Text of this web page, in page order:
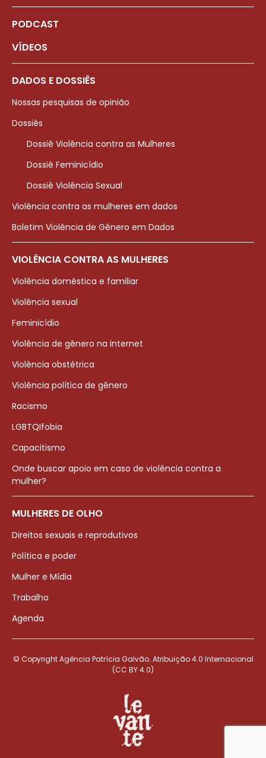
PODCAST
VÍDEOS
DADOS E DOSSIÊS
Nossas pesquisas de opinião
Dossiês
Dossiê Violência contra as Mulheres
Dossiê Feminicídio
Dossiê Violência Sexual
Violência contra as mulheres em dados
Boletim Violência de Gênero em Dados
VIOLÊNCIA CONTRA AS MULHERES
Violência doméstica e familiar
Violência sexual
Feminicídio
Violência de gênero na internet
Violência obstétrica
Violência política de gênero
Racismo
LGBTQIfobia
Capacitismo
Onde buscar apoio em caso de violência contra a
mulher?
MULHERES DE OLHO
Direitos sexuais e reprodutivos
Política e poder
Mulher e Mídia
Trabalho
Agenda
© Copyright Agência Patrícia Galvão. Atribuição 4.0 Internacional
(CC BY 4.0)